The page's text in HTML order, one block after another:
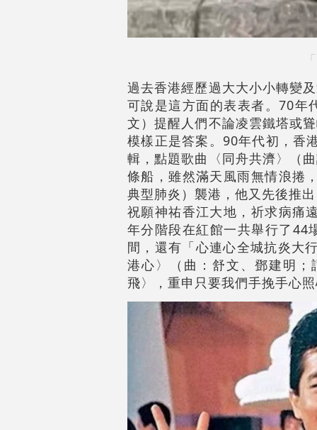
過去香港經歷過大大小小轉變
可說是這方面的表表者。70年
文）提醒人們不論凌雲鐵塔或
模樣正是答案。90年代初，香
輯，點題歌曲〈同舟共濟〉（
條船，雖然滿天風雨無情浪捲
典型肺炎）襲港，他又先後推
祝願神祐香江大地，祈求病痛
年分階段在紅館一共舉行了44
間，還有「心連心全城抗炎大
港心〉（曲：舒文、鄧建明
飛〉，重申只要我們手挽手心